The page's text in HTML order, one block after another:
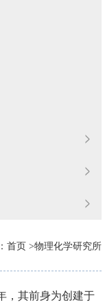
物理化学研究所
首页 >
，其前身为创建于